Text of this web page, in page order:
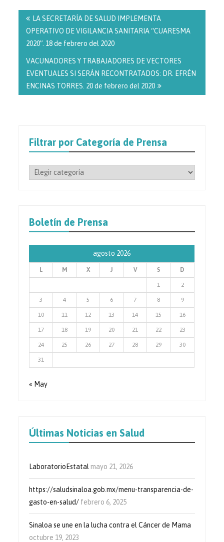
de
entradas
LA SECRETARÍA DE SALUD IMPLEMENTA
OPERATIVO DE VIGILANCIA SANITARIA “CUARESMA
2020”. 18 de febrero del 2020
VACUNADORES Y TRABAJADORES DE VECTORES
EVENTUALES SI SERÁN RECONTRATADOS: DR. EFRÉN
ENCINAS TORRES. 20 de febrero del 2020
Filtrar por Categoría de Prensa
Filtrar
Prensa
Boletín de Prensa
agosto 2026
L M X J V S D
1 2
3 4 5 6 7 8 9
10 11 12 13 14 15 16
17 18 19 20 21 22 23
24 25 26 27 28 29 30
31
« May
Últimas Noticias en Salud
LaboratorioEstatal mayo 21, 2026
https://saludsinaloa.gob.mx/menu-transparencia-de-
gasto-en-salud/ febrero 6, 2025
Sinaloa se une en la lucha contra el Cáncer de Mama
octubre 19, 2023